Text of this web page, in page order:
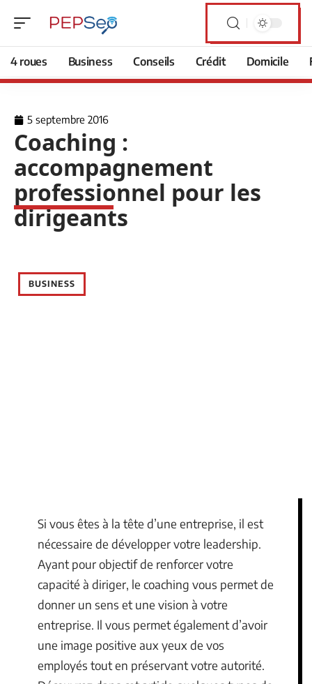
4 roues Business Conseils Crédit Domicile
5 septembre 2016
Coaching :
accompagnement
professionnel pour les
dirigeants
BUSINESS
Si vous êtes à la tête d’une entreprise, il est
nécessaire de développer votre leadership.
Ayant pour objectif de renforcer votre
capacité à diriger, le coaching vous permet de
donner un sens et une vision à votre
entreprise. Il vous permet également d’avoir
une image positive aux yeux de vos
employés tout en préservant votre autorité.